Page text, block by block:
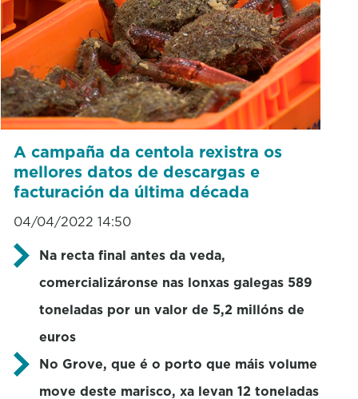
A campaña da centola rexistra os
mellores datos de descargas e
facturación da última década
04/04/2022 14:50
Na recta final antes da veda,
comercializáronse nas lonxas galegas 589
toneladas por un valor de 5,2 millóns de
euros
No Grove, que é o porto que máis volume
move deste marisco, xa levan 12 toneladas